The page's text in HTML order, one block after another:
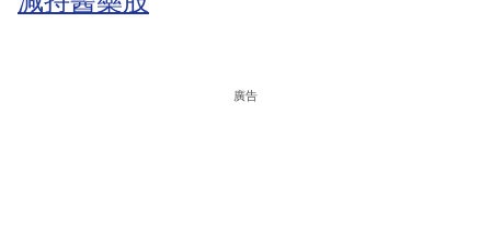
廣告